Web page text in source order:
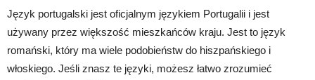
Język portugalski jest oficjalnym językiem Portugalii i jest
używany przez większość mieszkańców kraju. Jest to język
romański, który ma wiele podobieństw do hiszpańskiego i
włoskiego. Jeśli znasz te języki, możesz łatwo zrozumieć